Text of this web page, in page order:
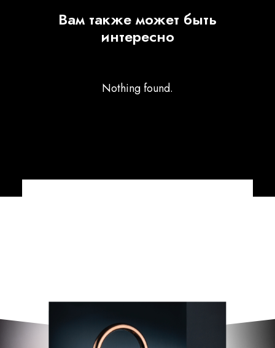
Вам также может быть
интересно
Nothing found.